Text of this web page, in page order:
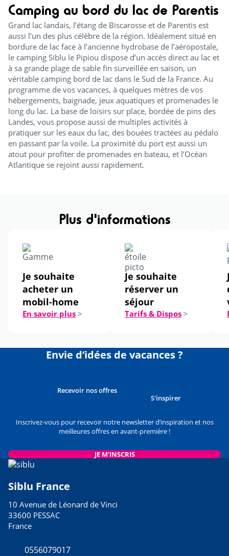
Camping au bord du lac de Parentis
Grand lac landais, l’étang de Biscarosse et de Parentis est
aussi l’un des plus célèbre de la région. Idéalement situé en
bordure de lac face à l’ancienne hydrobase de l’aéropostale,
le camping Siblu le Pipiou dispose d’un accès direct au lac et
à sa grande plage de sable fin surveillée en saison, un
véritable camping bord de lac dans le Sud de la France. Au
programme de vos vacances, à quelques mètres de vos
hébergements, baignade, jeux aquatiques et promenades le
long du lac. La base de loisirs sur place, bordée de pins des
Landes, vous propose aussi de multiples activités à
pratiquer sur les eaux du lac, des bouées tractées au pédalo
en passant par la voile. La proximité du port est aussi un
atout pour profiter de promenades en bateau, et l’Océan
Atlantique se rejoint aussi rapidement.
Plus d'informations
Je souhaite
acheter un
mobil-home
En savoir plus >
Je souhaite
réserver un
séjour
Tarifs & Dispos >
Envie d’idées de vacances ?
Recevoir nos offres
S'inspirer
Inscrivez-vous pour recevoir notre newsletter d’inspiration et nos
meilleures offres en avant-première !
JE M'INSCRIS
Siblu France
10 Avenue de Léonard de Vinci
33600 PESSAC
France
0556079017